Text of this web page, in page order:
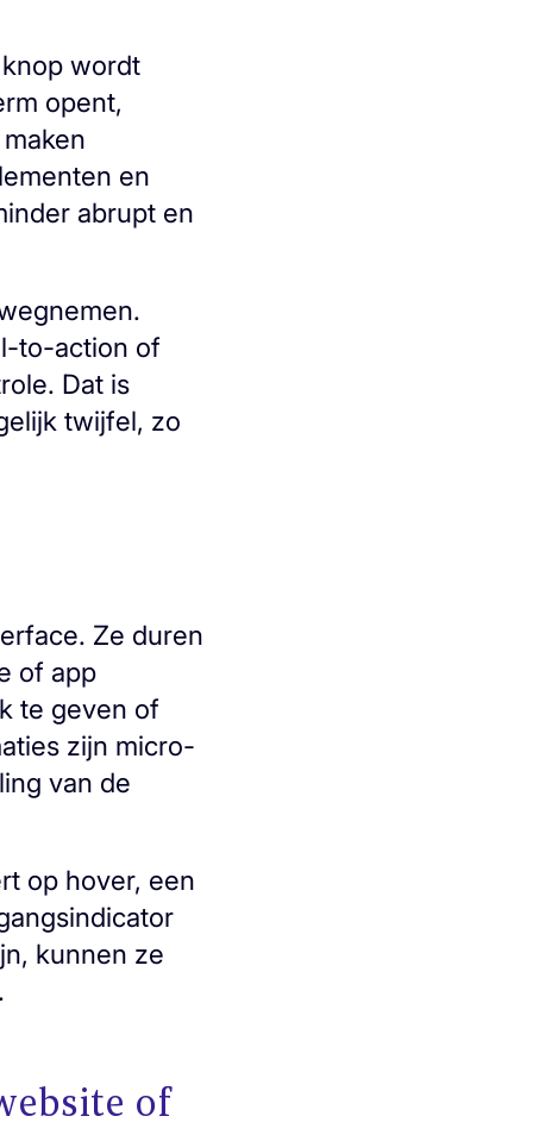
wordt
opent,
en
abrupt en
to-action of
Dat is
twijfel, zo
Ze duren
of app
te geven of
zijn micro-
van de
op hover, een
kunnen ze
of